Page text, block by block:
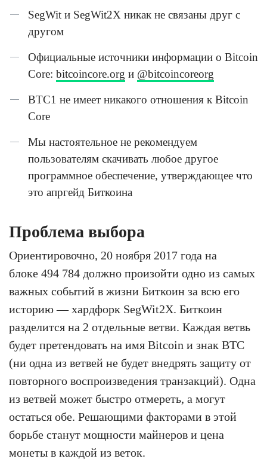
SegWit и SegWit2X никак не связаны друг с
другом
Официальные источники информации о Bitcoin
Core: bitcoincore.org и @bitcoincoreorg
BTC1 не имеет никакого отношения к Bitcoin
Core
Мы настоятельное не рекомендуем
пользователям скачивать любое другое
программное обеспечение, утверждающее что
это апргейд Биткоина
Проблема выбора
Ориентировочно, 20 ноября 2017 года на
блоке 494 784 должно произойти одно из самых
важных событий в жизни Биткоин за всю его
историю — хардфорк SegWit2X. Биткоин
разделится на 2 отдельные ветви. Каждая ветвь
будет претендовать на имя Bitcoin и знак BTC
(ни одна из ветвей не будет внедрять защиту от
повторного воспроизведения транзакций). Одна
из ветвей может быстро отмереть, а могут
остаться обе. Решающими факторами в этой
борьбе станут мощности майнеров и цена
монеты в каждой из веток.